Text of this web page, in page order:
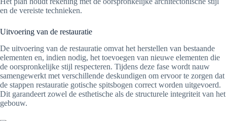
en de vereiste technieken.
Uitvoering van de restauratie
De uitvoering van de restauratie omvat het herstellen van bestaande
elementen en, indien nodig, het toevoegen van nieuwe elementen die
de oorspronkelijke stijl respecteren. Tijdens deze fase wordt nauw
samengewerkt met verschillende deskundigen om ervoor te zorgen dat
de stappen restauratie gotische spitsbogen correct worden uitgevoerd.
Dit garandeert zowel de esthetische als de structurele integriteit van het
gebouw.